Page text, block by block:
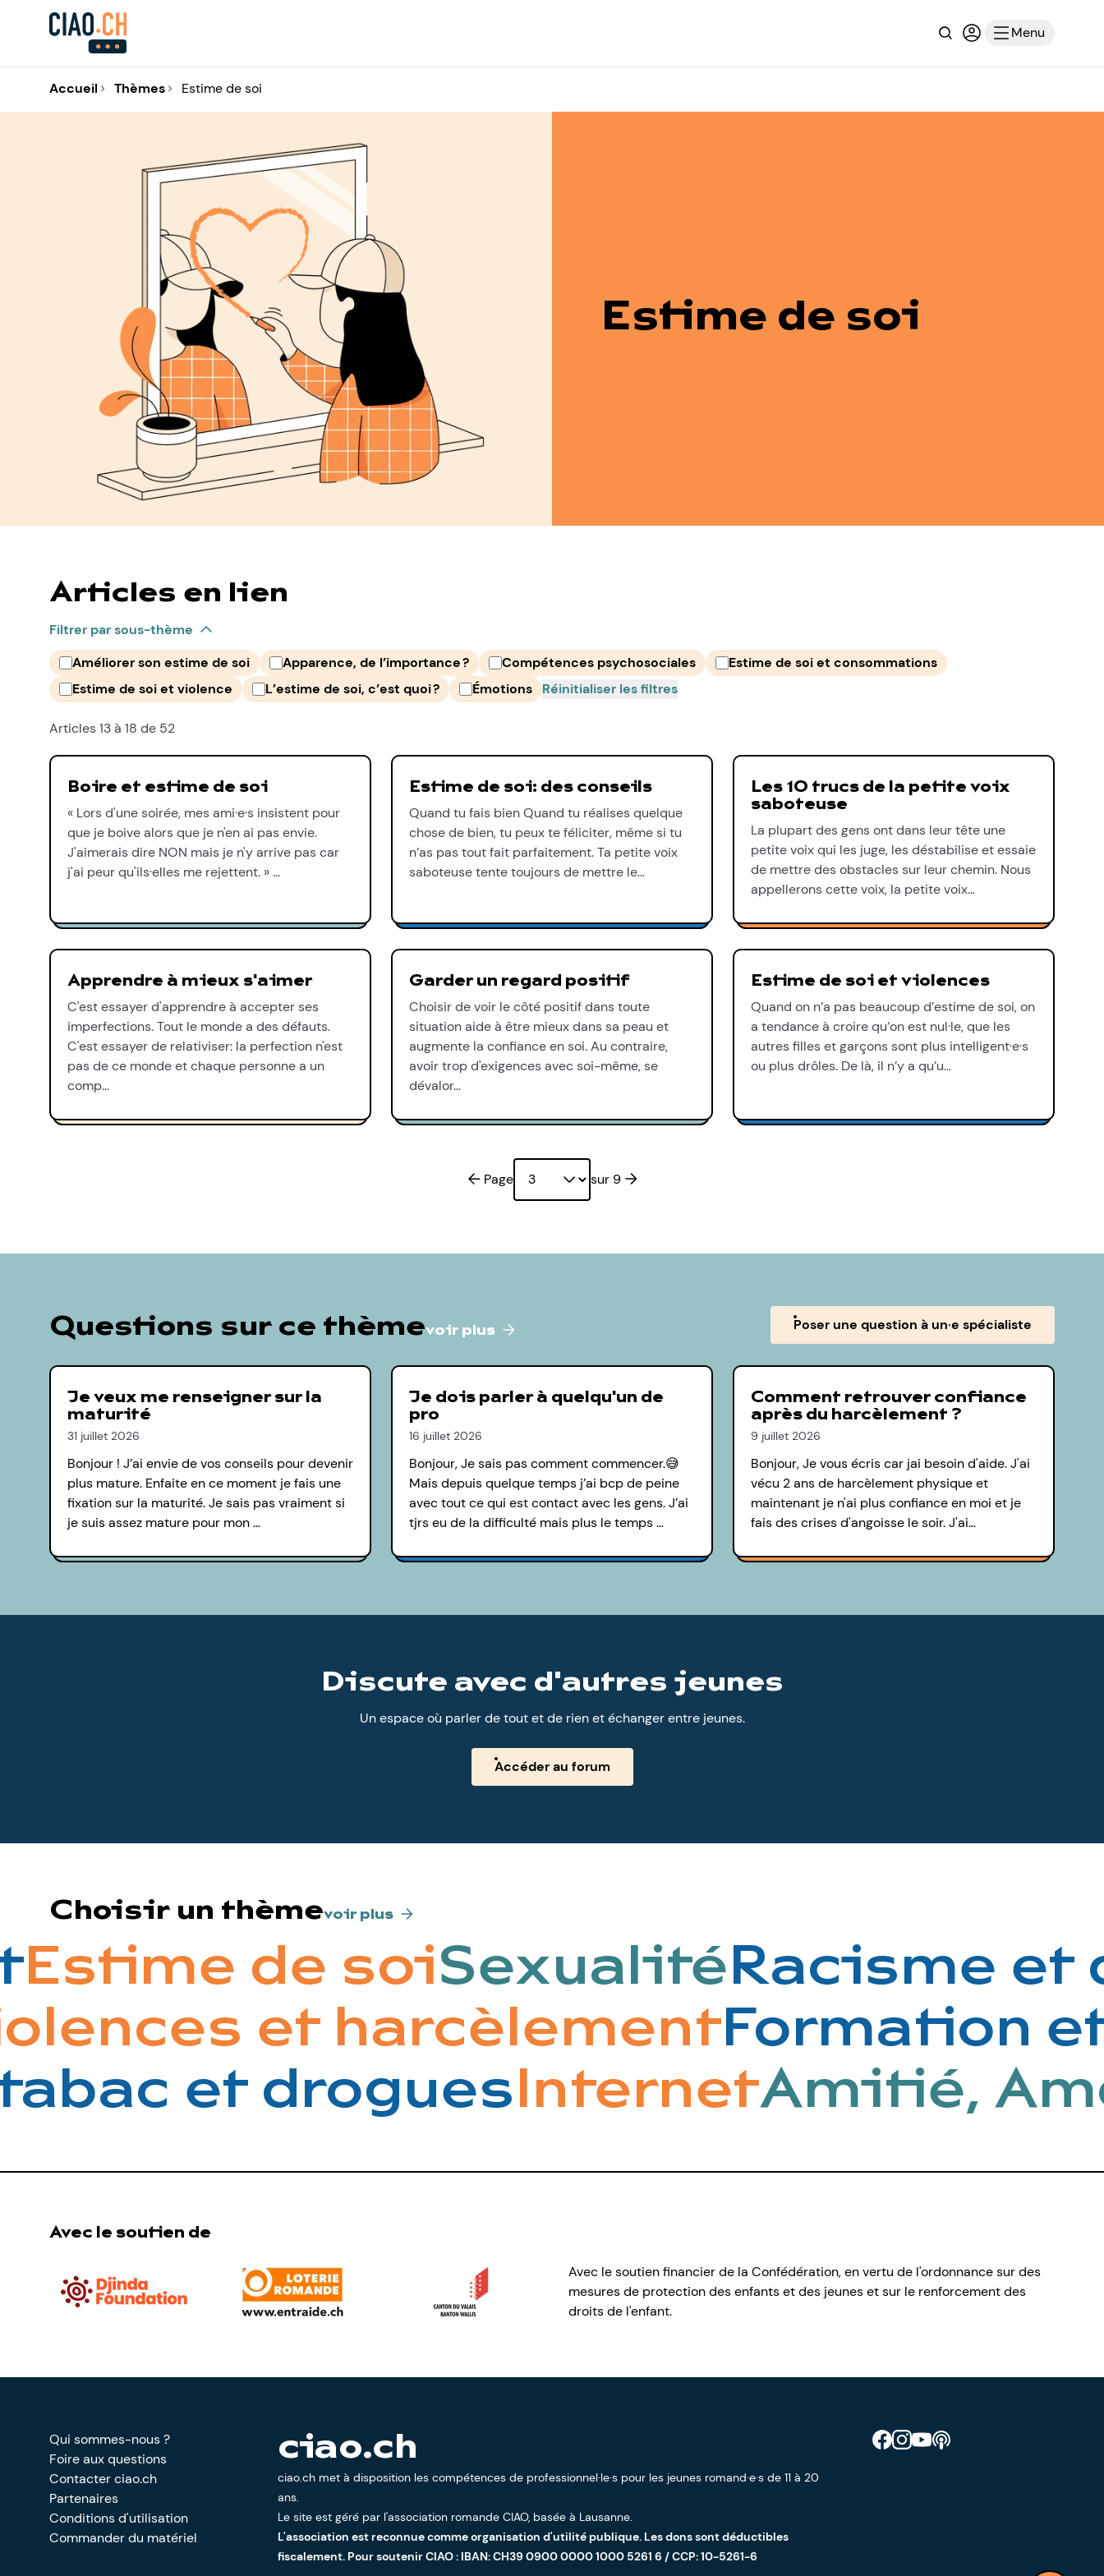
RechercheConnexion ou
Menu
Accueil Thèmes Estime de soi
Estime de soi
Articles en lien
Filtrer par sous-thème
Améliorer son estime de soi
Apparence, de l’importance ? Compétences psychosociales
Estime de soi et consommations
Estime de soi et violence
L’estime de soi, c’est quoi ? Émotions Réinitialiser les filtres
Articles 13 à 18 de 52
Boire et estime de soi
« Lors d'une soirée, mes ami·e·s insistent pour
que je boive alors que je n'en ai pas envie.
J'aimerais dire NON mais je n'y arrive pas car
j'ai peur qu'ils·elles me rejettent. » …
Estime de soi: des conseils
Quand tu fais bien Quand tu réalises quelque
chose de bien, tu peux te féliciter, même si tu
n’as pas tout fait parfaitement. Ta petite voix
saboteuse tente toujours de mettre le…
Les 10 trucs de la petite voix
saboteuse
La plupart des gens ont dans leur tête une
petite voix qui les juge, les déstabilise et essaie
de mettre des obstacles sur leur chemin. Nous
appellerons cette voix, la petite voix…
Apprendre à mieux s'aimer
C'est essayer d'apprendre à accepter ses
imperfections. Tout le monde a des défauts.
C'est essayer de relativiser: la perfection n'est
pas de ce monde et chaque personne a un
comp…
Garder un regard positif
Choisir de voir le côté positif dans toute
situation aide à être mieux dans sa peau et
augmente la confiance en soi. Au contraire,
avoir trop d'exigences avec soi-même, se
dévalor…
Estime de soi et violences
Quand on n’a pas beaucoup d’estime de soi, on
a tendance à croire qu’on est nul·le, que les
autres filles et garçons sont plus intelligent·e·s
ou plus drôles. De là, il n’y a qu’u…
Page précédente
Page sur 9Page suivante
Questions sur ce thèmevoir plus Poser une question à un·e spécialiste
Je veux me renseigner sur la
maturité
31 juillet 2026
Bonjour ! J’ai envie de vos conseils pour devenir
plus mature. Enfaite en ce moment je fais une
fixation sur la maturité. Je sais pas vraiment si
je suis assez mature pour mon …
Je dois parler à quelqu'un de
pro
16 juillet 2026
Bonjour, Je sais pas comment commencer.😅
Mais depuis quelque temps j’ai bcp de peine
avec tout ce qui est contact avec les gens. J’ai
tjrs eu de la difficulté mais plus le temps …
Comment retrouver confiance
après du harcèlement ?
9 juillet 2026
Bonjour, Je vous écris car jai besoin d'aide. J'ai
vécu 2 ans de harcèlement physique et
maintenant je n'ai plus confiance en moi et je
fais des crises d'angoisse le soir. J'ai…
Discute avec d'autres jeunes
Un espace où parler de tout et de rien et échanger entre jeunes.
Accéder au forum
Choisir un thèmevoir plus
de soiSexualitéRacisme et
Formation
et harcèlement
et droguesInternetAmitié,
Avec le soutien de
Avec le soutien financier de la Confédération, en vertu de l'ordonnance sur des
mesures de protection des enfants et des jeunes et sur le renforcement des
droits de l'enfant.
Retrouve CIAO sur Facebook
Retrouve CIAO sur Instagram
Retrouve CIAO sur YouTube
Découvre notre podcast
Qui sommes-nous ?
Foire aux questions
Contacter ciao.ch
Partenaires
Conditions d'utilisation
Commander du matériel
ciao.ch
ciao.ch met à disposition les compétences de professionnel·le·s pour les jeunes romand·e·s de 11 à 20
ans.
Le site est géré par l'association romande CIAO, basée à Lausanne.
L'association est reconnue comme organisation d'utilité publique. Les dons sont déductibles
fiscalement. Pour soutenir CIAO : IBAN: CH39 0900 0000 1000 5261 6 / CCP: 10-5261-6